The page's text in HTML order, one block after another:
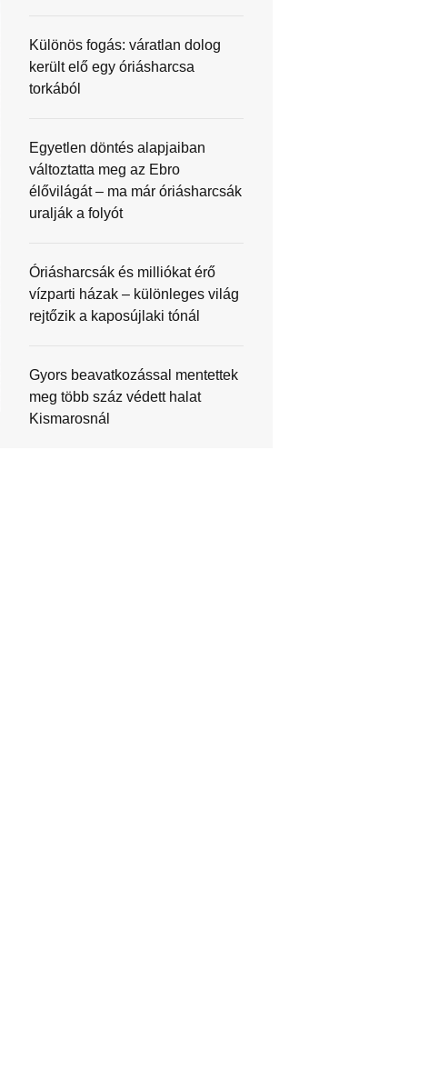
Különös fogás: váratlan dolog
került elő egy óriásharcsa
torkából
Egyetlen döntés alapjaiban
változtatta meg az Ebro
élővilágát – ma már óriásharcsák
uralják a folyót
Óriásharcsák és milliókat érő
vízparti házak – különleges világ
rejtőzik a kaposújlaki tónál
Gyors beavatkozással mentettek
meg több száz védett halat
Kismarosnál